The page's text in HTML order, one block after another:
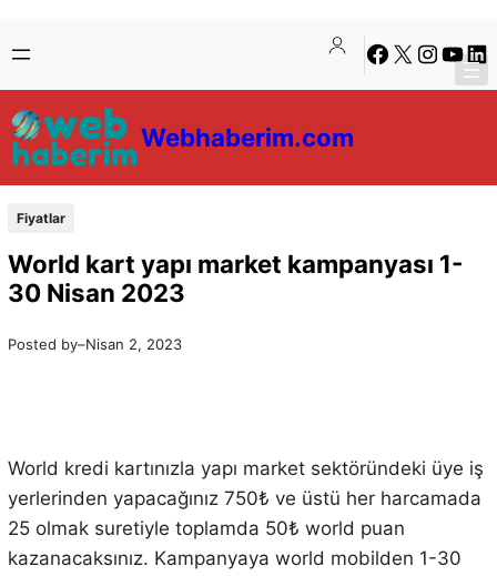
geç
to
content
Facebook
X Instagram
Webhaberim.com
Fiyatlar
World kart yapı market kampanyası 1-
30 Nisan 2023
Posted by–Nisan 2, 2023
World kredi kartınızla yapı market sektöründeki üye iş
yerlerinden yapacağınız 750₺ ve üstü her harcamada
25 olmak suretiyle toplamda 50₺ world puan
kazanacaksınız. Kampanyaya world mobilden 1-30